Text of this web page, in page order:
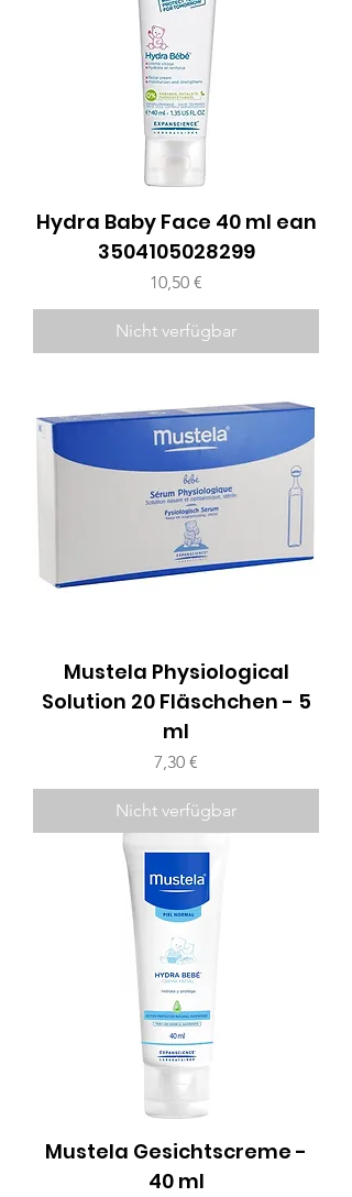
Hydra Baby Face 40 ml ean
3504105028299
Preis
10,50 €
Nicht verfügbar
Mustela Physiological
Solution 20 Fläschchen - 5
ml
Preis
7,30 €
Nicht verfügbar
Mustela Gesichtscreme -
40 ml